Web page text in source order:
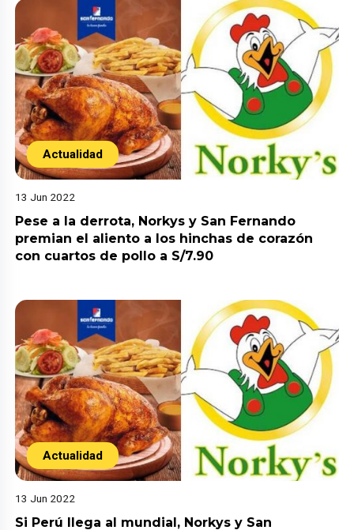
Actualidad
13 Jun 2022
Pese a la derrota, Norkys y San Fernando
premian el aliento a los hinchas de corazón
con cuartos de pollo a S/7.90
Actualidad
13 Jun 2022
Si Perú llega al mundial, Norkys y San